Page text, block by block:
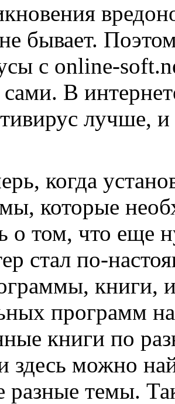
бывает.
с online-
В
лучше,
когда
которые
о том, что еще
стал по-
книги,
программ
книги по
здесь можно
разные темы.